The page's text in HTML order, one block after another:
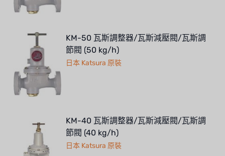
KM-50 瓦斯調整器/瓦斯減壓閥/瓦斯調
節閥 (50 kg/h)
日本 Katsura 原裝
KM-40 瓦斯調整器/瓦斯減壓閥/瓦斯調
節閥 (40 kg/h)
日本 Katsura 原裝